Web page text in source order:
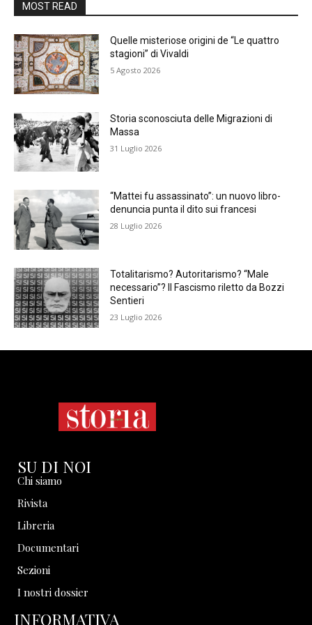
MOST READ
Quelle misteriose origini de “Le quattro
stagioni” di Vivaldi
5 Agosto 2026
Storia sconosciuta delle Migrazioni di
Massa
31 Luglio 2026
“Mattei fu assassinato”: un nuovo libro-
denuncia punta il dito sui francesi
28 Luglio 2026
Totalitarismo? Autoritarismo? “Male
necessario”? Il Fascismo riletto da Bozzi
Sentieri
23 Luglio 2026
SU DI NOI
Chi siamo
Rivista
Libreria
Documentari
Sezioni
I nostri dossier
INFORMATIVA